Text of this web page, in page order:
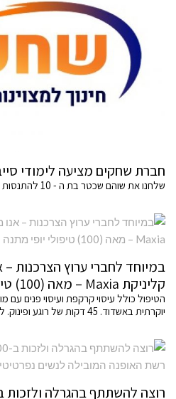
חברת שחקים מציעה לימודי
שלחנו את שוהם שכטר בת ה - 10 להתנסות בעשרה מיפגשים.
במיוחד לחברי ערוץ הצרכנות –
קליניקת Maxia – מאה (100) טיפולי יופי מתנה
הטיפול כולל עיסוי קרקפת ועיסוי פנים עם
יוקרתית באשדוד. 45 דקות של רוגע ופינוק. ללא הגרלה וללא תחרות